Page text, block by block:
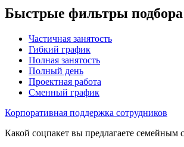
Быстрые фильтры
Частичная занятость
Гибкий график
Полная занятость
Полный день
Проектная работа
Сменный график
Корпоративная поддержка сотрудников
Какой соцпакет вы предлагаете семейным